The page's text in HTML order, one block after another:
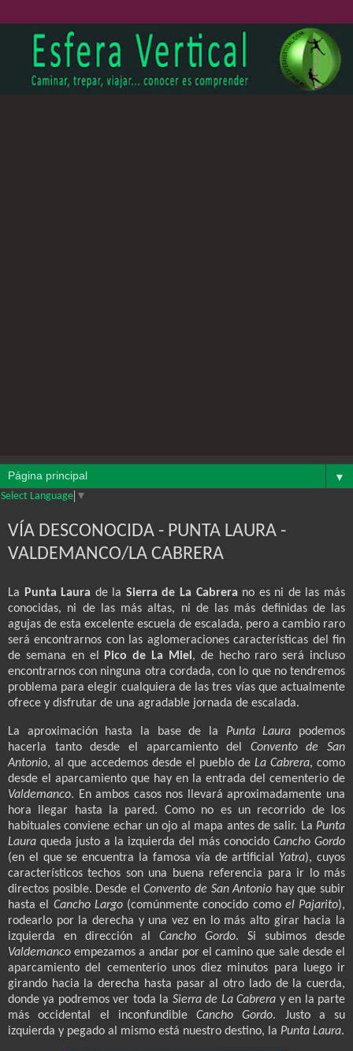
▼
Select Language ▼
VÍA DESCONOCIDA - PUNTA LAURA -
VALDEMANCO/LA CABRERA
La Punta Laura de la Sierra de La Cabrera no es ni de las más
conocidas, ni de las más altas, ni de las más definidas de las
agujas de esta excelente escuela de escalada, pero a cambio raro
será encontrarnos con las aglomeraciones características del fin
de semana en el
Pico de La Miel , de hecho raro será incluso
encontrarnos con ninguna otra cordada, con lo que no tendremos
problema para elegir cualquiera de las tres vías que actualmente
ofrece y disfrutar de una agradable jornada de escalada.
La aproximación hasta la base de la Punta Laura podemos
hacerla tanto desde el aparcamiento del Convento de San
Antonio, al que accedemos desde el pueblo de La Cabrera, como
desde el aparcamiento que hay en la entrada del cementerio de
Valdemanco. En ambos casos nos llevará aproximadamente una
hora llegar hasta la pared. Como no es un recorrido de los
habituales conviene echar un ojo al mapa antes de salir. La Punta
Laura queda justo a la izquierda del más conocido Cancho Gordo
(en el que se encuentra la famosa vía de artificial Yatra), cuyos
característicos techos son una buena referencia para ir lo más
directos posible. Desde elConvento de San Antonio hay que subir
hasta el Cancho Largo(comúnmente conocido como el Pajarito),
rodearlo por la derecha y una vez en lo más alto girar hacia la
izquierda en dirección al Cancho Gordo. Si subimos desde
Valdemancoempezamos a andar por el camino que sale desde el
aparcamiento del cementerio unos diez minutos para luego ir
girando hacia la derecha hasta pasar al otro lado de la cuerda,
donde ya podremos ver toda la Sierra de La Cabrera y en la parte
más occidental el inconfundible Cancho Gordo. Justo a su
izquierda y pegado al mismo está nuestro destino, la Punta Laura.